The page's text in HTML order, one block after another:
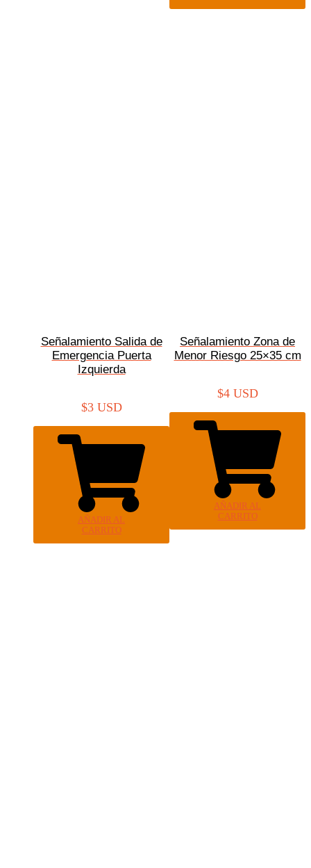
Señalamiento Salida de
Emergencia Puerta
Izquierda
$3 USD
AÑADIR AL
CARRITO
Señalamiento Zona de
Menor Riesgo 25×35 cm
$4 USD
AÑADIR AL
CARRITO